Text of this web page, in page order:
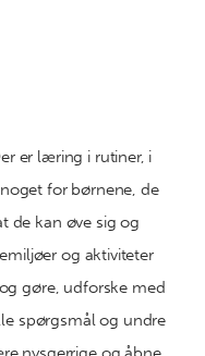
er læring i rutiner, i
for børnene, de
de kan øve sig og
og aktiviteter
gøre, udforske med
spørgsmål og undre